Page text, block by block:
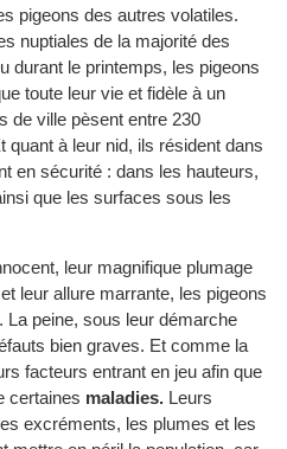
pigeons des autres volatiles.
nuptiales de la majorité des
durant le printemps, les pigeons
toute leur vie et fidèle à un
de ville pèsent entre 230
à leur nid, ils résident dans
en sécurité : dans les hauteurs,
que les surfaces sous les
leur magnifique plumage
leur allure marrante, les pigeons
peine, sous leur démarche
bien graves. Et comme la
facteurs entrant en jeu afin que
certaines maladies. Leurs
excréments, les plumes et les